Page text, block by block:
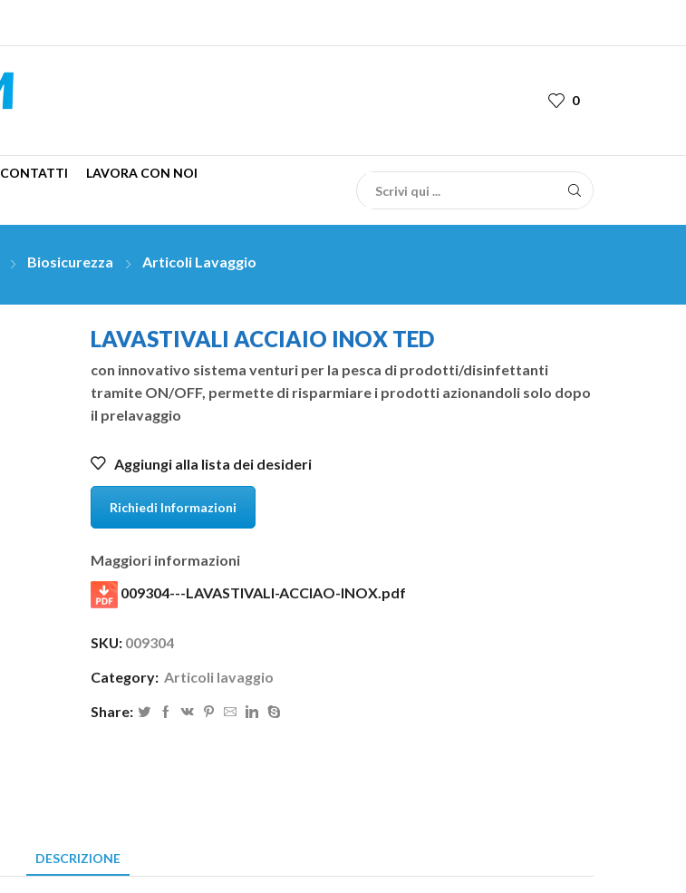
0
CONTATTI LAVORA CON NOI
Biosicurezza Articoli Lavaggio
LAVASTIVALI ACCIAIO INOX TED
con innovativo sistema venturi per la pesca di prodotti/disinfettanti
tramite ON/OFF, permette di risparmiare i prodotti azionandoli solo dopo
il prelavaggio
Aggiungi alla lista dei desideri
Richiedi Informazioni
Maggiori informazioni
009304---LAVASTIVALI-ACCIAO-INOX.pdf
SKU: 009304
Category: Articoli lavaggio
Share:
DESCRIZIONE